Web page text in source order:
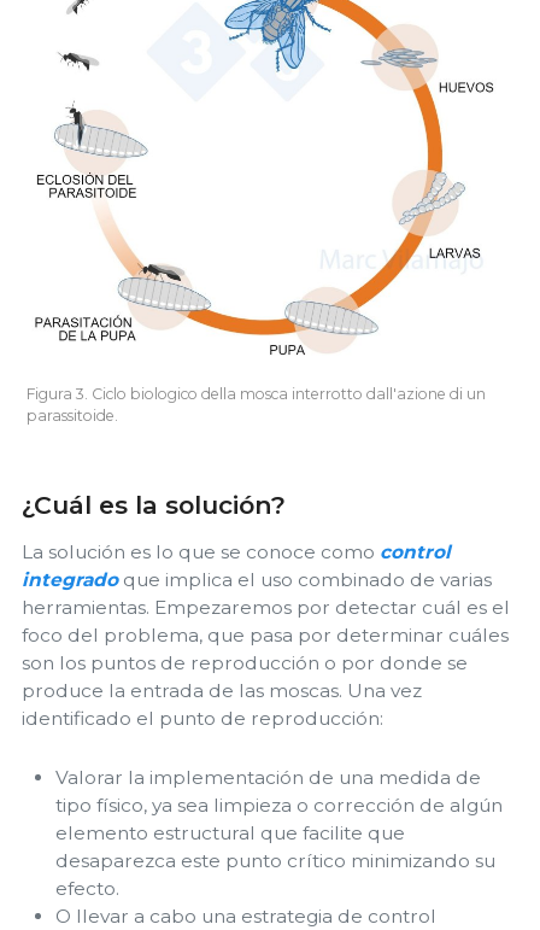
Figura 3. Ciclo biologico della mosca interrotto dall'azione di un
parassitoide.
¿Cuál es la solución?
La solución es lo que se conoce como control
integradoque implica el uso combinado de varias
herramientas. Empezaremos por detectar cuál es el
foco del problema, que pasa por determinar cuáles
son los puntos de reproducción o por donde se
produce la entrada de las moscas. Una vez
identificado el punto de reproducción:
Valorar la implementación de una medida de
tipo físico, ya sea limpieza o corrección de algún
elemento estructural que facilite que
desaparezca este punto crítico minimizando su
efecto.
O llevar a cabo una estrategia de control